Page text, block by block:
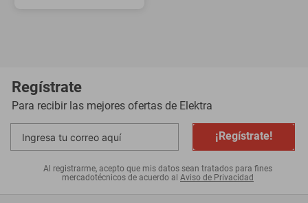
Regístrate
Para recibir las mejores ofertas de Elektra
¡Regístrate!
Al registrarme, acepto que mis datos sean tratados para fines
mercadotécnicos de acuerdo al Aviso de Privacidad